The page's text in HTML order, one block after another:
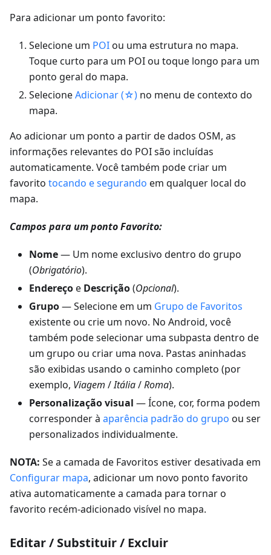
Para adicionar um ponto favorito:
Selecione um POIou uma estrutura no mapa.
Toque curto para um POI ou toque longo para um
ponto geral do mapa.
SelecioneAdicionar (☆) no menu de contexto do
mapa.
Ao adicionar um ponto a partir de dados OSM, as
informações relevantes do POI são incluídas
automaticamente. Você também pode criar um
favorito tocando e segurando em qualquer local do
mapa.
Campos para um ponto Favorito:
Nome— Um nome exclusivo dentro do grupo
(Obrigatório).
Endereçoe Descrição(Opcional).
Grupo— Selecione em um Grupo de Favoritos
existente ou crie um novo. No Android, você
também pode selecionar uma subpasta dentro de
um grupo ou criar uma nova. Pastas aninhadas
são exibidas usando o caminho completo (por
exemplo, Viagem /Itália/Roma).
Personalização visual — Ícone, cor, forma podem
corresponder à aparência padrão do grupo ou ser
personalizados individualmente.
NOTA: Se a camada de Favoritos estiver desativada em
Configurar mapa, adicionar um novo ponto favorito
ativa automaticamente a camada para tornar o
favorito recém-adicionado visível no mapa.
Editar / Substituir / Excluir